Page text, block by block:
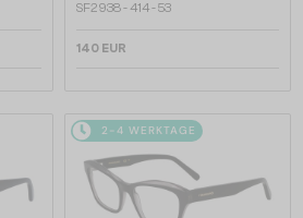
SF2938 - 414 - 53
140 EUR
2-4 WERKTAGE